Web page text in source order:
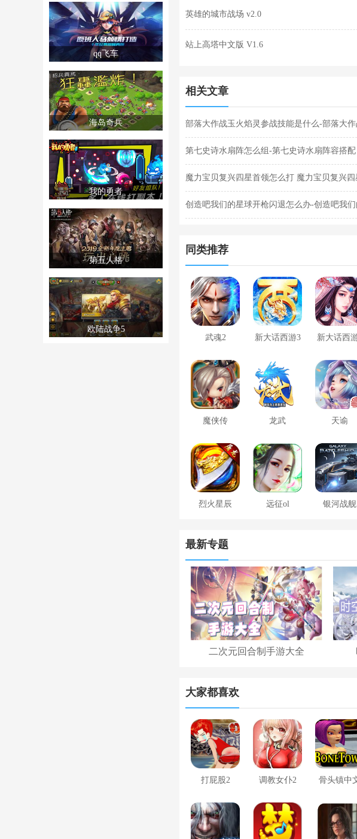
qq飞车
海岛奇兵
我的勇者
第五人格
欧陆战争5
英雄的城市战场 v2.0
站上高塔中文版 V1.6
相关文章
部落大作战玉火焰灵参战技能是什么-部落大
灵参战技能合集
第七史诗水扇阵怎么组-第七史诗水扇阵容搭配
魔力宝贝复兴四星首领怎么打 魔力宝贝复兴
法合集
创造吧我们的星球开枪闪退怎么办-创造吧我
同类推荐
武魂2 新大话西游3 新大话西
魔侠传 龙武 天谕
烈火星辰 远征ol 银河战舰
最新专题
二次元回合制手游大全
大家都喜欢
打屁股2 调教女仆2 骨头镇中